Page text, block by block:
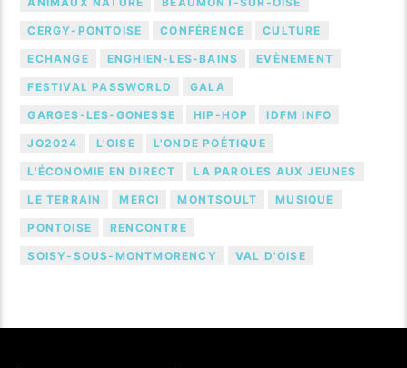
CERGY-PONTOISE CONFÉRENCE CULTURE
ECHANGE ENGHIEN-LES-BAINS EVÈNEMENT
FESTIVAL PASSWORLD GALA
GARGES-LES-GONESSE HIP-HOP IDFM INFO
JO2024 L'OISE L'ONDE POÉTIQUE
L'ÉCONOMIE EN DIRECT LA PAROLES AUX JEUNES
LE TERRAIN MERCI MONTSOULT MUSIQUE
PONTOISE RENCONTRE
SOISY-SOUS-MONTMORENCY VAL D'OISE